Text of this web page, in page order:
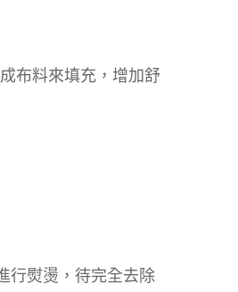
布料來填充，增加舒
行熨燙，待完全去除